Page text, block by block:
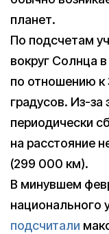
планет.
По подсчетам
вокруг Солнца
по отношению к
градусов. Из-за
периодически
на расстояние
(299 000 км).
В минувшем
национального
подсчитали